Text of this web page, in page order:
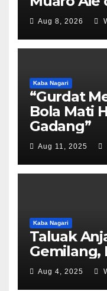
Aug 8, 2026
Kaba Nagari
“Gurdat
Bola Mati
Gadang”
Aug 11, 2025
Kaba Nagari
Taluak
Gemilang,
Aug 4, 2025